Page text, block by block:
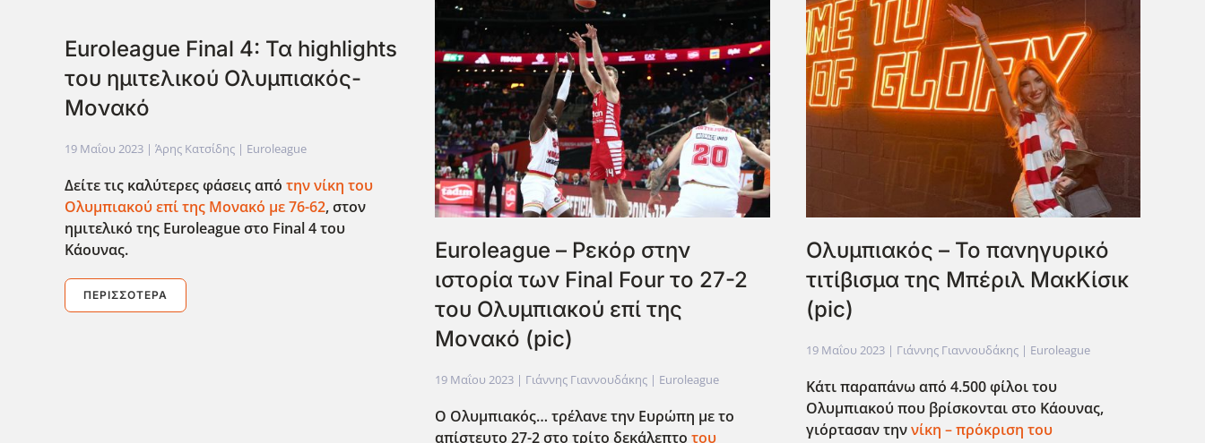
Euroleague Final 4: Τα highlights
του ημιτελικού Ολυμπιακός-
Μονακό
19 Μαΐου 2023 | Άρης Κατσίδης | Euroleague
Δείτε τις καλύτερες φάσεις από την νίκη του
Ολυμπιακού επί της Μονακό με 76-62, στον
ημιτελικό της Euroleague στο Final 4 του
Κάουνας.
ΠΕΡΙΣΣΌΤΕΡΑ
Euroleague – Ρεκόρ στην
ιστορία των Final Four το 27-2
του Ολυμπιακού επί της
Μονακό (pic)
19 Μαΐου 2023 | Γιάννης Γιαννουδάκης | Euroleague
Ο Ολυμπιακός… τρέλανε την Ευρώπη με το
απίστευτο 27-2 στο τρίτο δεκάλεπτοτου
Ολυμπιακός – Το πανηγυρικό
τιτίβισμα της Μπέριλ ΜακΚίσικ
(pic)
19 Μαΐου 2023| Γιάννης Γιαννουδάκης | Euroleague
Κάτι παραπάνω από 4.500 φίλοι του
Ολυμπιακού που βρίσκονται στο Κάουνας,
γιόρτασαν τηννίκη – πρόκριση του